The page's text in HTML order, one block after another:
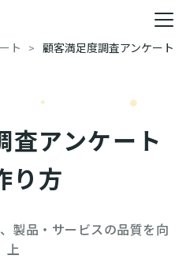
ト
顧客満足度調査アンケート
査アンケート
り方
製品・サービスの品質を向
上